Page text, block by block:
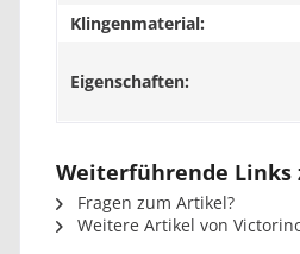
Klingenmaterial:
Eigenschaften:
Weiterführende Links
Fragen zum Artikel?
Weitere Artikel von